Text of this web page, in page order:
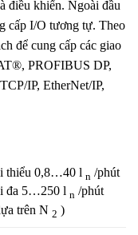
điều khiển. Ngoài đầu
cấp I/O tương tự. Theo
để cung cấp các giao
PROFIBUS DP,
IP, EtherNet/IP,
thiểu 0,8…40 l n /phút
đa 5…250 l n /phút
trên N 2 )